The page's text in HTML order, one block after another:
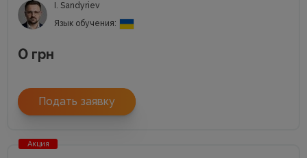
I. Sandyriev
Язык обучения:
0 грн
Подать заявку
Акция